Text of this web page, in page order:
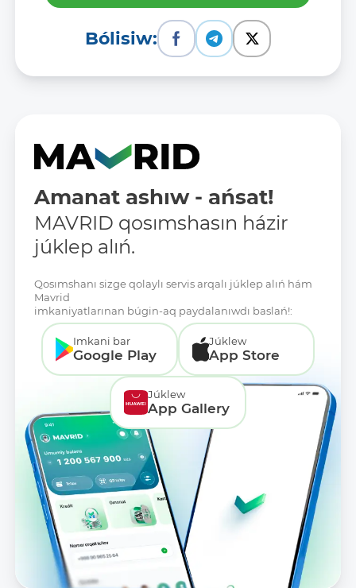
Bólisiw:
Amanat ashıw - ańsat!
MAVRID qosımshasın házir
júklep alıń.
Qosımshanı sizge qolaylı servis arqalı júklep alıń hám
Mavrid
imkaniyatlarınan búgin-aq paydalanıwdı baslań!:
Imkani bar
Google Play
Júklew
App Store
Júklew
App Gallery